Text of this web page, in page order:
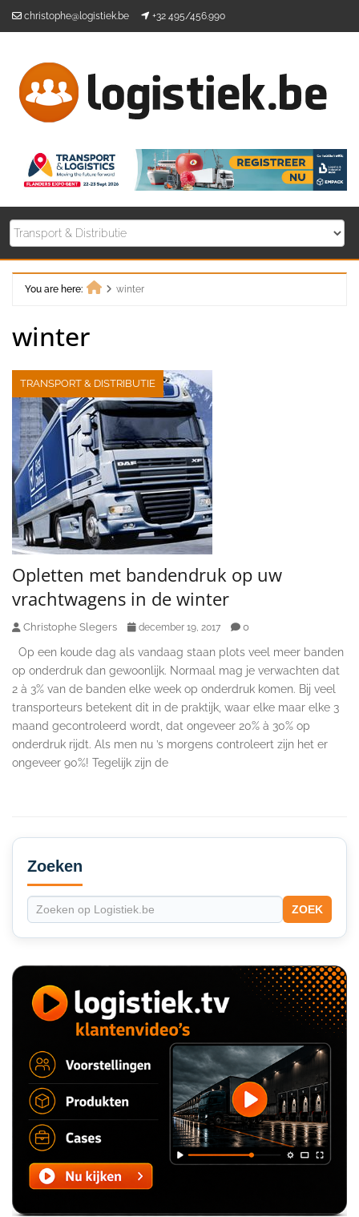
christophe@logistiek.be +32 495/456.990
You are here:
winter
winter
TRANSPORT & DISTRIBUTIE
Opletten met bandendruk op uw
vrachtwagens in de winter
Christophe Slegers december 19, 2017 0
Op een koude dag als vandaag staan plots veel meer banden
op onderdruk dan gewoonlijk. Normaal mag je verwachten dat
2 à 3% van de banden elke week op onderdruk komen. Bij veel
transporteurs betekent dit in de praktijk, waar elke maar elke 3
maand gecontroleerd wordt, dat ongeveer 20% à 30% op
onderdruk rijdt. Als men nu ’s morgens controleert zijn het er
ongeveer 90%! Tegelijk zijn de
Secondary
Sidebar
Zoeken
ZOEK